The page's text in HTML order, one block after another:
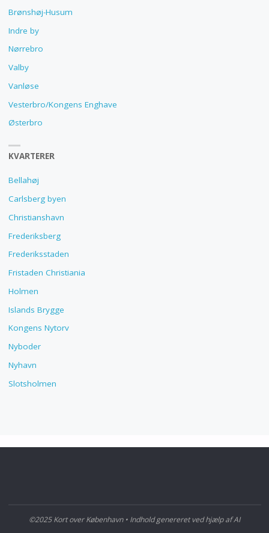
Brønshøj-Husum
Indre by
Nørrebro
Valby
Vanløse
Vesterbro/Kongens Enghave
Østerbro
KVARTERER
Bellahøj
Carlsberg byen
Christianshavn
Frederiksberg
Frederiksstaden
Fristaden Christiania
Holmen
Islands Brygge
Kongens Nytorv
Nyboder
Nyhavn
Slotsholmen
©2025 Kort over København • Indhold genereret ved hjælp af AI